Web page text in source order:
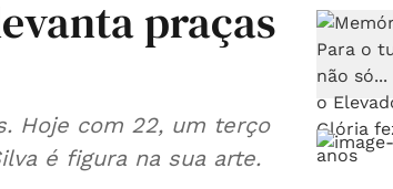
praças
Hoje com 22, um terço
é figura na sua arte.